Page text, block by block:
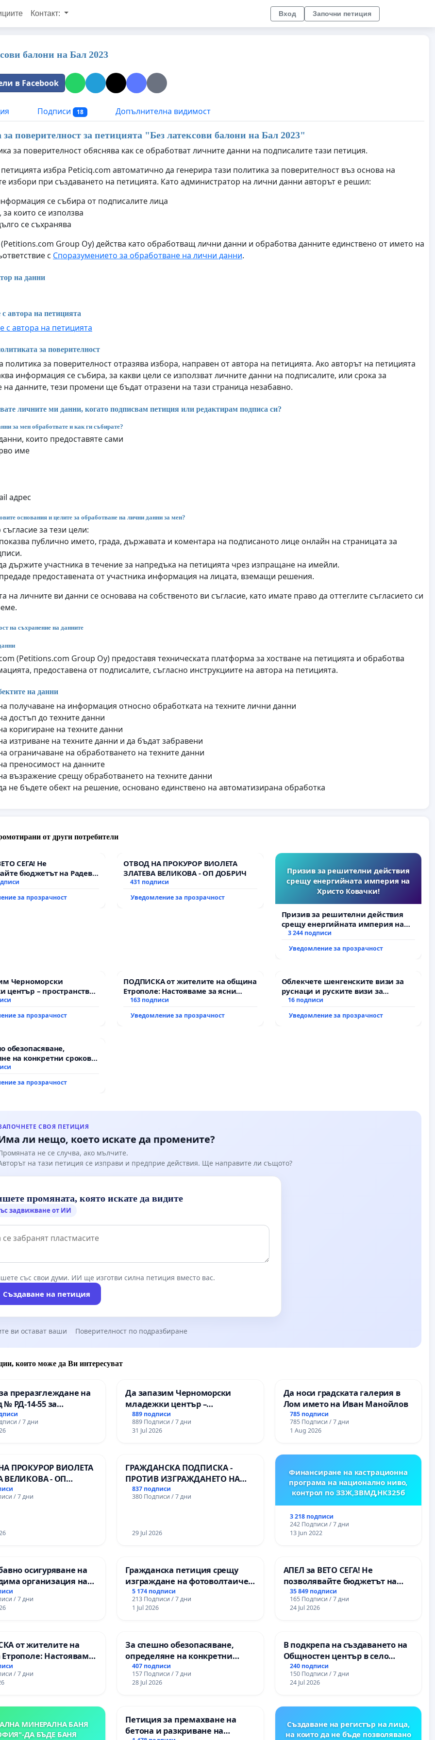
Контакт: Вход Започни петиция
балони на Бал 2023
в Facebook
Подписи 18 Допълнителна видимост
поверителност за петицията "Без латексови балони на Бал 2023"
за поверителност обяснява как се обработват личните данни на подписалите тази петиция.
избра Peticiq.com автоматично да генерира тази политика за поверителност въз основа на
избори при създаването на петицията. Като администратор на лични данни авторът е решил:
се събира от подписалите лица
за които се използва
се съхранява
Group Oy) действа като обработващ лични данни и обработва данните единствено от името на
с Споразумението за обработване на лични данни.
на данни
автора на петицията
с автора на петицията
за поверителност
политика за поверителност отразява избора, направен от автора на петицията. Ако авторът на петицията
информация се събира, за какви цели се използват личните данни на подписалите, или срока за
на данните, тези промени ще бъдат отразени на тази страница незабавно.
личните ми данни, когато подписвам петиция или редактирам подписа си?
за мен обработвате и как ги събирате?
които предоставяте сами
име
адрес
основания и целите за обработване на лични данни за мен?
за тези цели:
публично името, града, държавата и коментара на подписаното лице онлайн на страницата за
държите участника в течение за напредъка на петицията чрез изпращане на имейли.
предоставената от участника информация на лицата, вземащи решения.
на личните ви данни се основава на собственото ви съгласие, като имате право да оттеглите съгласието си
на съхранение на данните
(Petitions.com Group Oy) предоставя техническата платформа за хостване на петицията и обработва
предоставена от подписалите, съгласно инструкциите на автора на петицията.
на данни
получаване на информация относно обработката на техните лични данни
достъп до техните данни
коригиране на техните данни
изтриване на техните данни и да бъдат забравени
ограничаване на обработването на техните данни
преносимост на данните
възражение срещу обработването на техните данни
не бъдете обект на решение, основано единствено на автоматизирана обработка
от други потребители
СЕГА! Не
бюджетът на Радев
парите и правата ни в
за прозрачност
ОТВОД НА ПРОКУРОР ВИОЛЕТА
ЗЛАТЕВА ВЕЛИКОВА - ОП ДОБРИЧ
431 подписи
Уведомление за прозрачност
Призив за решителни действия
срещу енергийната империя на
Христо Ковачки!
Призив за решителни действия
срещу енергийната империя на
Христо Ковачки!
3 244 подписи
Уведомление за прозрачност
Черноморски
център – пространство
на Варна
за прозрачност
ПОДПИСКА от жителите на община
Етрополе: Настояваме за ясни
гаранции от “Елаците-МЕД” АД и от
всички екологични норми!
163 подписи
Уведомление за прозрачност
Облекчете шенгенските визи за
руснаци и руските визи за
българи
16 подписи
Уведомление за прозрачност
обезопасяване,
на конкретни срокове
на цялостна
път между пътен
за прозрачност
СВОЯ ПЕТИЦИЯ
ли нещо, което искате да промените?
не се случва, ако мълчите.
на тази петиция се изправи и предприе действия. Ще направите ли същото?
промяната, която искате да видите
задвижване от ИИ
със свои думи. ИИ ще изготви силна петиция вместо вас.
Създаване на петиция
ви остават ваши Поверителност по подразбиране
които може да Ви интересуват
преразглеждане на
№ РД-14-55 за
на
гимназия по
технологии в
/ 7 дни
Да запазим Черноморски
младежки център –
пространство за младите на
Варна
889 подписи
889 Подписи / 7 дни
31 Jul 2026
Да носи градската галерия в
Лом името на Иван Манойлов
785 подписи
785 Подписи / 7 дни
1 Aug 2026
ПРОКУРОР ВИОЛЕТА
ВЕЛИКОВА - ОП
/ 7 дни
ГРАЖДАНСКА ПОДПИСКА -
ПРОТИВ ИЗГРАЖДАНЕТО НА
ВЪЖЕНА ЛИНИЯ (ЛИФТ) НА
ТЕРИТОРИЯТА НА ПРИРОДНА
(БУНАРДЖИК)
837 подписи
380 Подписи / 7 дни
29 Jul 2026
Финансиране на кастрационна
програма на национално ниво,
контрол по ЗЗЖ,ЗВМД,НК325б
3 218 подписи
242 Подписи / 7 дни
13 Jun 2022
осигуряване на
организация на
процес и гарантиране
на равнопоставено
образование на
„
/ 7 дни
Гражданска петиция срещу
изграждане на фотоволтаичен
парк в с.Прибой, общ. Радомир
5 174 подписи
213 Подписи / 7 дни
1 Jul 2026
АПЕЛ за ВЕТО СЕГА! Не
позволявайте бюджетът на
Радев да открадне парите и
правата ни в тъмното
35 849 подписи
165 Подписи / 7 дни
24 Jul 2026
от жителите на
Настояваме
гаранции от “Елаците-
и от държавата, че ще
всички
/ 7 дни
За спешно обезопасяване,
определяне на конкретни
срокове и извършване на
цялостна рехабилитация на
републиканския път между
Момин проход
407 подписи
157 Подписи / 7 дни
28 Jul 2026
В подкрепа на създаването на
Общностен център в село
Църква
240 подписи
150 Подписи / 7 дни
24 Jul 2026
МИНЕРАЛНА БАНЯ
ДА БЪДЕ БАНЯ
Петиция за премахване на
бетона и разкриване на
Създаване на регистър на лица,
на които да не бъде позволявано